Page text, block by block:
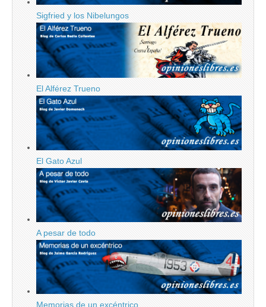
Sigfried y los Nibelungos
El Alférez Trueno
El Gato Azul
A pesar de todo
Memorias de un excéntrico